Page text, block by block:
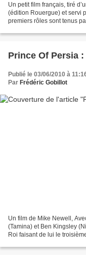
Un petit film français, tiré
(édition Rouergue) et servi
premiers rôles sont tenus
Prince Of Persia
Publié le 03/06/2010 à
Par Frédéric Gobillot
Un film de Mike Newell,
(Tamina) et Ben Kingsley
Roi faisant de lui le